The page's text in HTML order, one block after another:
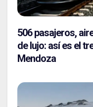
506 pasajeros,
de lujo: así es el
Mendoza